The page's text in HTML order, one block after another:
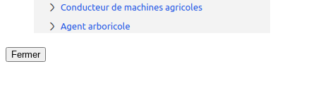
Fermer